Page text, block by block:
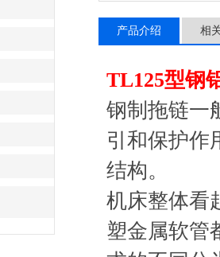
产品介绍 相
TL125型钢
钢制拖链一
引和保护作
结构。
机床整体看
塑金属软